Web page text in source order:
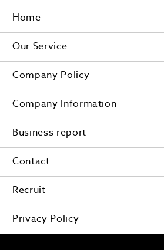
Home
Our Service
Company Policy
Company Information
Business report
Contact
Recruit
Privacy Policy